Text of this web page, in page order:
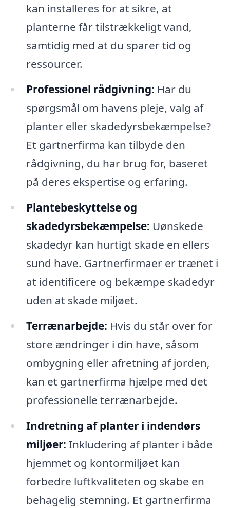
kan installeres for at sikre, at
planterne får tilstrækkeligt vand,
samtidig med at du sparer tid og
ressourcer.
Professionel rådgivning: Har du
spørgsmål om havens pleje, valg af
planter eller skadedyrsbekæmpelse?
Et gartnerfirma kan tilbyde den
rådgivning, du har brug for, baseret
på deres ekspertise og erfaring.
Plantebeskyttelse og
skadedyrsbekæmpelse: Uønskede
skadedyr kan hurtigt skade en ellers
sund have. Gartnerfirmaer er trænet i
at identificere og bekæmpe skadedyr
uden at skade miljøet.
Terrænarbejde: Hvis du står over for
store ændringer i din have, såsom
ombygning eller afretning af jorden,
kan et gartnerfirma hjælpe med det
professionelle terrænarbejde.
Indretning af planter i indendørs
miljøer: Inkludering af planter i både
hjemmet og kontormiljøet kan
forbedre luftkvaliteten og skabe en
behagelig stemning. Et gartnerfirma